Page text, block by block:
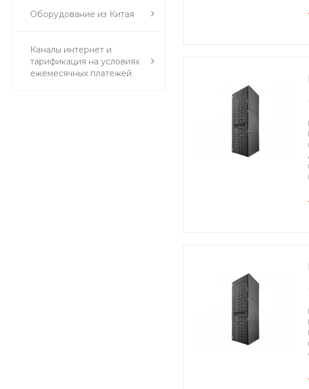
Оборудование из Китая
Каналы интернет и
тарификация на условиях
ежемесячных платежей
•
•
•